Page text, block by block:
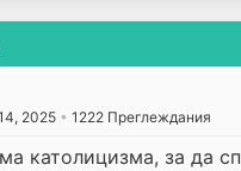
2025 • 1222 Преглеждания
католицизма, за да